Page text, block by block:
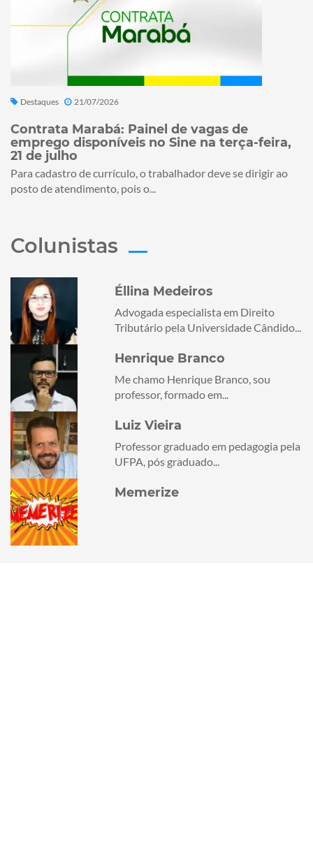
Destaques 21/07/2026
Contrata Marabá: Painel de vagas de
emprego disponíveis no Sine na terça-feira,
21 de julho
Para cadastro de currículo, o trabalhador deve se dirigir ao
posto de atendimento, pois o...
Colunistas
Éllina Medeiros
Advogada especialista em Direito
Tributário pela Universidade Cândido...
Henrique Branco
Me chamo Henrique Branco, sou
professor, formado em...
Luiz Vieira
Professor graduado em pedagogia pela
UFPA, pós graduado...
Memerize